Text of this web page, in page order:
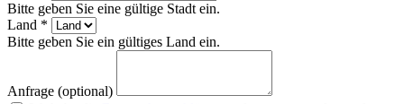
Bitte geben Sie eine gültige Stadt ein.
Land *
Bitte geben Sie ein gültiges Land ein.
Anfrage (optional)